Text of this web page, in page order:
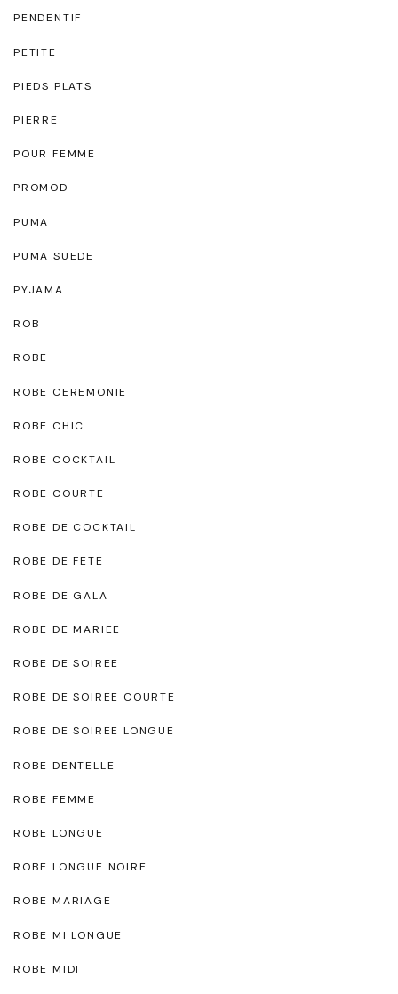
PENDENTIF
PETITE
PIEDS PLATS
PIERRE
POUR FEMME
PROMOD
PUMA
PUMA SUEDE
PYJAMA
ROB
ROBE
ROBE CEREMONIE
ROBE CHIC
ROBE COCKTAIL
ROBE COURTE
ROBE DE COCKTAIL
ROBE DE FETE
ROBE DE GALA
ROBE DE MARIEE
ROBE DE SOIREE
ROBE DE SOIREE COURTE
ROBE DE SOIREE LONGUE
ROBE DENTELLE
ROBE FEMME
ROBE LONGUE
ROBE LONGUE NOIRE
ROBE MARIAGE
ROBE MI LONGUE
ROBE MIDI